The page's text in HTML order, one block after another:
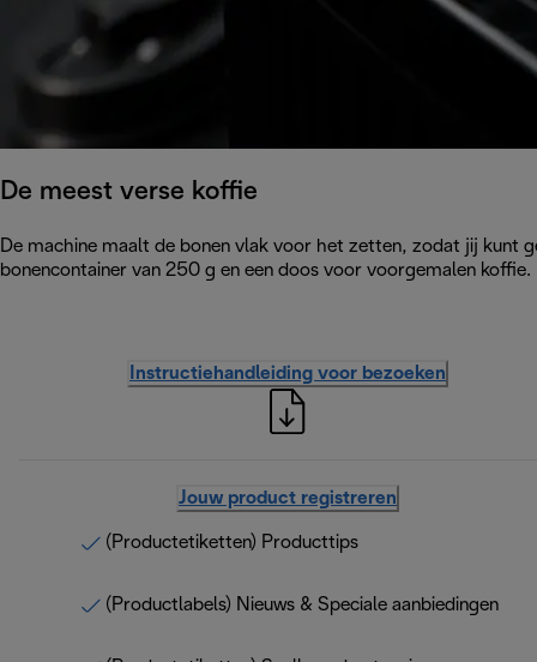
De meest verse koffie
De machine maalt de bonen vlak voor het zetten, zodat jij kunt
bonencontainer van 250 g en een doos voor voorgemalen koffie.
Instructiehandleiding voor bezoeken
Jouw product registreren
(Productetiketten) Producttips
(Productlabels) Nieuws & Speciale aanbiedingen